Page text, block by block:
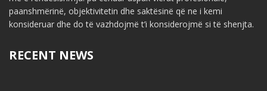
paanshmërinë, objektivitetin dhe saktësinë që ne i kemi
konsideruar dhe do të vazhdojmë t’i konsiderojmë si të shenjta.
RECENT NEWS